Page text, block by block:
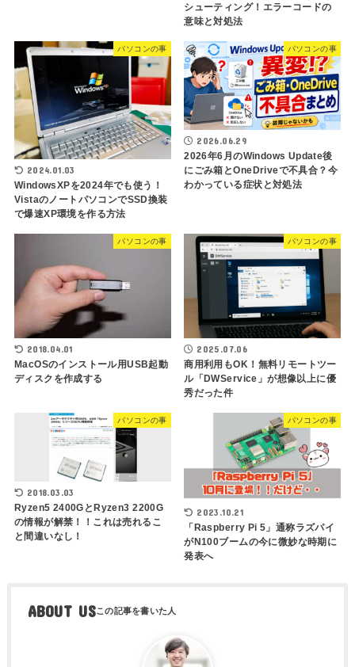
シューティング！エラーコードの
意味と対処法
パソコンの事
2024.01.03
WindowsXPを2024年でも使う！
VistaのノートパソコンでSSD換装
で爆速XP環境を作る方法
パソコンの事
2026.06.29
2026年6月のWindows Update後
にごみ箱とOneDriveで不具合？今
わかっている症状と対処法
パソコンの事
2018.04.01
MacOSのインストール用USB起動
ディスクを作成する
パソコンの事
2025.07.06
商用利用もOK！無料リモートツー
ル「DWService」が想像以上に優
秀だった件
パソコンの事
2018.03.03
Ryzen5 2400GとRyzen3 2200G
の情報が解禁！！これは売れるこ
と間違いなし！
パソコンの事
2023.10.21
「Raspberry Pi 5」通称ラズパイ
がN100ブームの今に微妙な時期に
発表へ
ABOUT US